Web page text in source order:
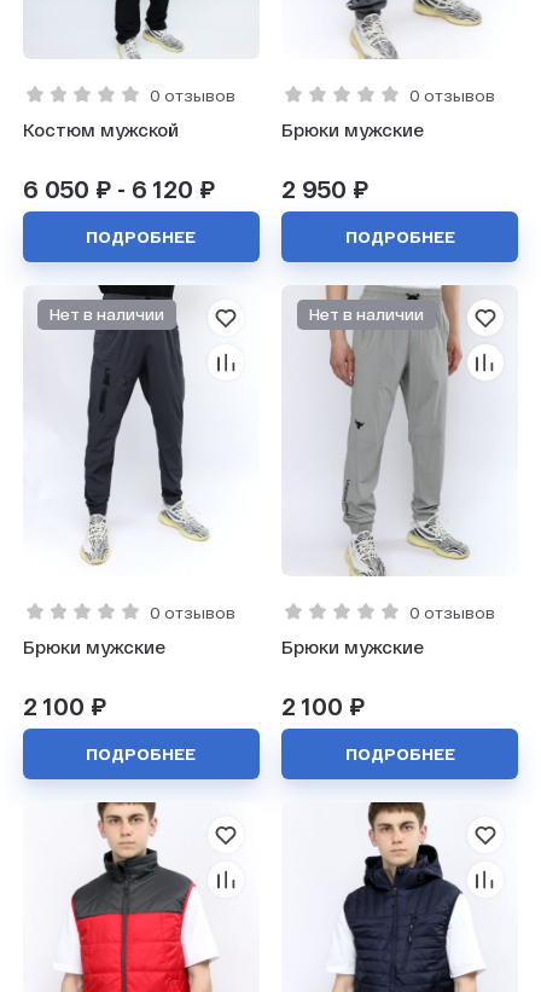
0 отзывов
Костюм мужской
6 050 ₽ - 6 120 ₽
ПОДРОБНЕЕ
0 отзывов
Брюки мужские
2 950 ₽
ПОДРОБНЕЕ
Нет в наличии
0 отзывов
Брюки мужские
2 100 ₽
ПОДРОБНЕЕ
Нет в наличии
0 отзывов
Брюки мужские
2 100 ₽
ПОДРОБНЕЕ